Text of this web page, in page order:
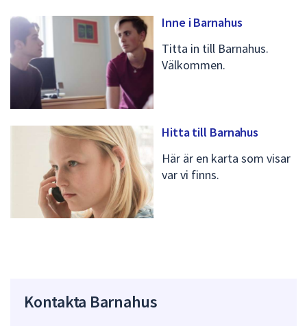
Inne i Barnahus
Titta in till Barnahus.
Välkommen.
Hitta till Barnahus
Här är en karta som visar
var vi finns.
Kontakta Barnahus